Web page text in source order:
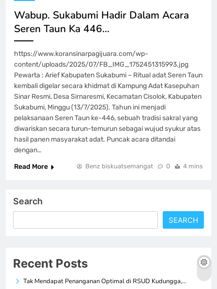
Wabup. Sukabumi Hadir Dalam Acara
Seren Taun Ka 446…
https://www.koransinarpagijuara.com/wp-
content/uploads/2025/07/FB_IMG_1752451315993.jpg
Pewarta : Arief Kabupaten Sukabumi – Ritual adat Seren Taun
kembali digelar secara khidmat di Kampung Adat Kasepuhan
Sinar Resmi, Desa Sirnaresmi, Kecamatan Cisolok, Kabupaten
Sukabumi, Minggu (13/7/2025). Tahun ini menjadi
pelaksanaan Seren Taun ke-446, sebuah tradisi sakral yang
diwariskan secara turun-temurun sebagai wujud syukur atas
hasil panen masyarakat adat. Puncak acara ditandai
dengan…
Read More
Benz biskuatsemangat 0 4 mins
Search
SEARCH
Recent Posts
Tak Mendapat Penanganan Optimal di RSUD Kudungga,…